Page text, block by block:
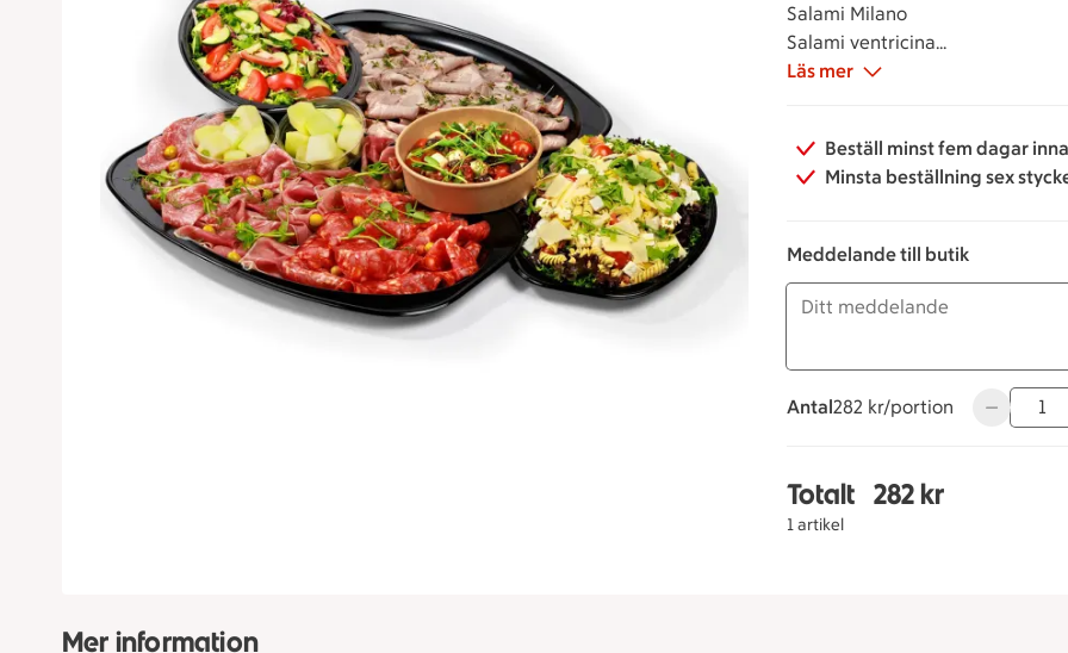
Salami Milano
Salami ventricina
Prosciutto matonella
Tomat & mozzarellasallad
Italiensk pastasallad med Grana
Läs mer
Beställ minst fem dagar
Minsta beställning sex
Meddelande till butik
Antal
282 kronor per portion
282 kr/portion Använd
Totalt
1 artikel
Totalt 1 stycken Buffé
282 kr
Mer information